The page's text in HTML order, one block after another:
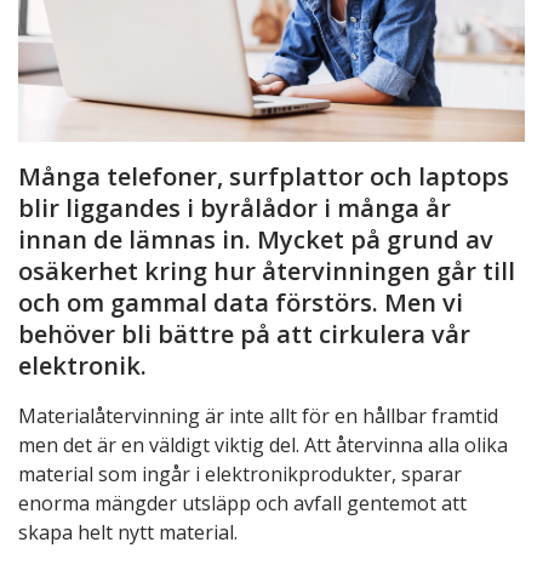
Många telefoner, surfplattor och laptops
blir liggandes i byrålådor i många år
innan de lämnas in. Mycket på grund av
osäkerhet kring hur återvinningen går till
och om gammal data förstörs. Men vi
behöver bli bättre på att cirkulera vår
elektronik.
Materialåtervinning är inte allt för en hållbar framtid
men det är en väldigt viktig del. Att återvinna alla olika
material som ingår i elektronikprodukter, sparar
enorma mängder utsläpp och avfall gentemot att
skapa helt nytt material.